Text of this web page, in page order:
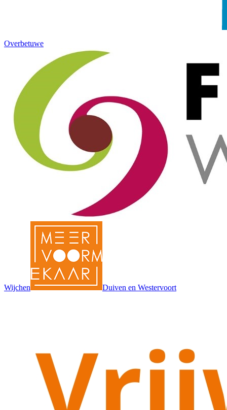
Overbetuwe
Wijchen Duiven en Westervoort